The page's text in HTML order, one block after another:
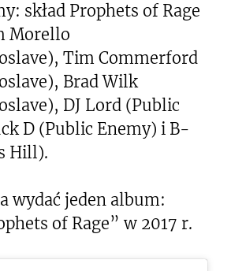
skład Prophets of Rage
Morello
Tim Commerford
Brad Wilk
DJ Lord (Public
D (Public Enemy) i B-
Hill).
wydać jeden album:
of Rage” w 2017 r.